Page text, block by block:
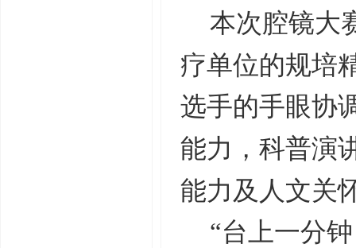
本次腔镜大
疗单位的规培
选手的手眼协
能力，科普演
能力及人文关
“台上一分